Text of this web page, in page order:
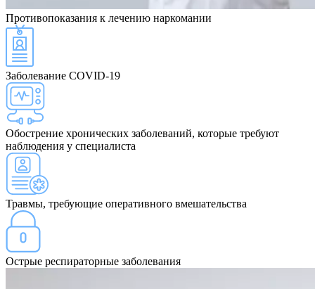
Противопоказания к лечению наркомании
Заболевание COVID-19
Обострение хронических заболеваний, которые требуют
наблюдения у специалиста
Травмы, требующие оперативного вмешательства
Острые респираторные заболевания